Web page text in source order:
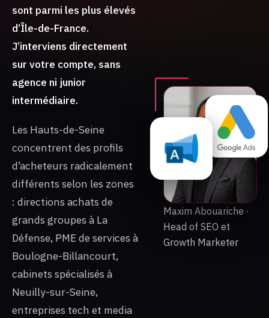
sont parmi les plus élevés
d’Île-de-France.
J’interviens directement
sur votre compte, sans
agence ni junior
intermédiaire.
Les Hauts-de-Seine
concentrent des profils
d’acheteurs radicalement
différents selon les zones
: directions achats de
grands groupes à La
Défense, PME de services à
Boulogne-Billancourt,
cabinets spécialisés à
Neuilly-sur-Seine,
entreprises tech et media
Maxim Abouariche ·
Head of SEO et
Growth Marketer